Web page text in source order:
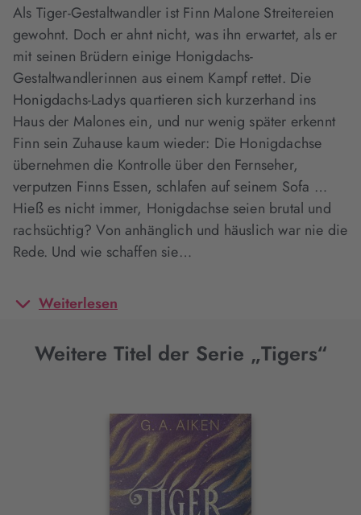
Als Tiger-Gestaltwandler ist Finn Malone Streitereien
gewohnt. Doch er ahnt nicht, was ihn erwartet, als er
mit seinen Brüdern einige Honigdachs-
Gestaltwandlerinnen aus einem Kampf rettet. Die
Honigdachs-Ladys quartieren sich kurzerhand ins
Haus der Malones ein, und nur wenig später erkennt
Finn sein Zuhause kaum wieder: Die Honigdachse
übernehmen die Kontrolle über den Fernseher,
verputzen Finns Essen, schlafen auf seinem Sofa …
Hieß es nicht immer, Honigdachse seien brutal und
rachsüchtig? Von anhänglich und häuslich war nie die
Rede. Und wie schaffen sie…
Weiterlesen
Weitere Titel der Serie „Tigers“
Interaktives